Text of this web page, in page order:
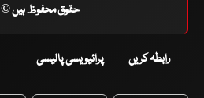
حقوق محفوظ ہیں © 2026
رابطہ کریں پرائیویسی پالیسی